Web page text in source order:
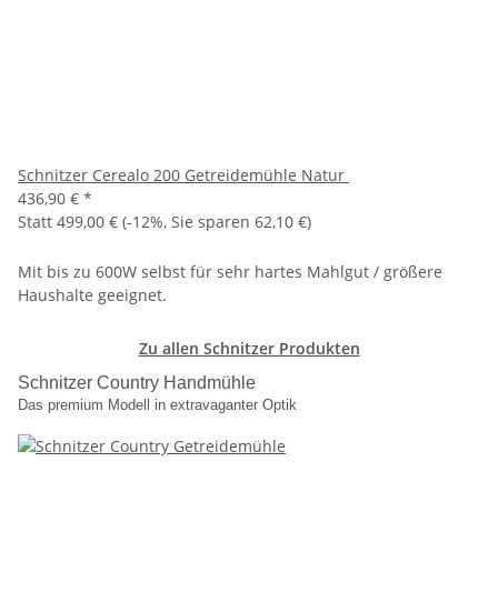
Schnitzer Cerealo 200 Getreidemühle Natur
436,90 € *
Statt 499,00 € (-12%, Sie sparen 62,10 €)
Mit bis zu 600W selbst für sehr hartes Mahlgut / größere
Haushalte geeignet.
Zu allen Schnitzer Produkten
Schnitzer Country Handmühle
Das premium Modell in extravaganter Optik